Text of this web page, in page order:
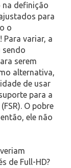
na definição
para
o
variar, a
sendo
serem
alternativa,
de usar
para a
O pobre
ele não
de Full-HD?